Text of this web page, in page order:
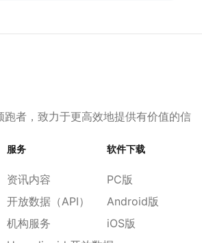
跑者，致力于更高效地提供有价值的信
服务
资讯内容
开放数据（API）
机构服务
软件下载
PC版
Android版
iOS版